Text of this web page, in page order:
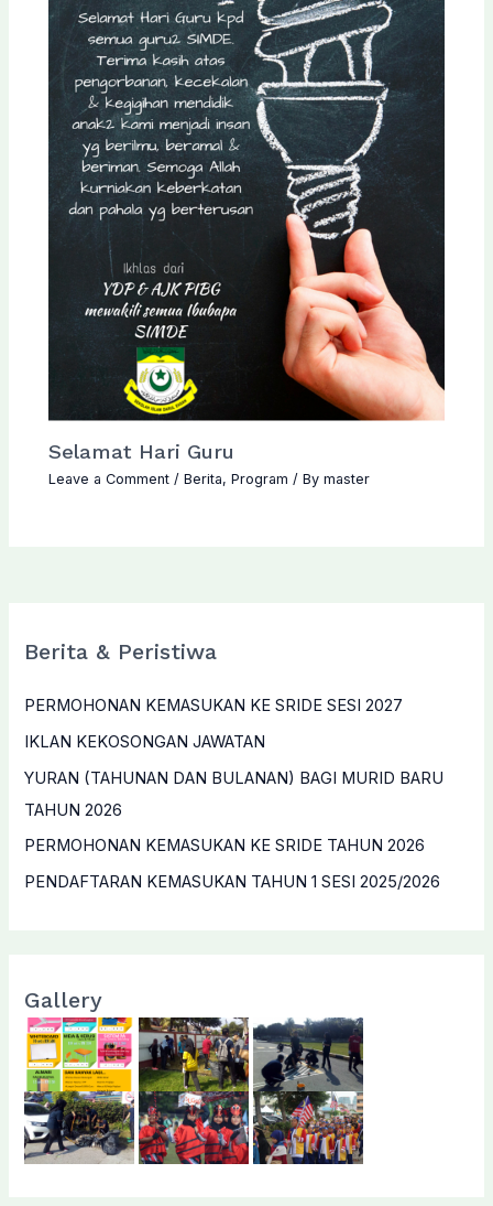
Selamat Hari Guru
Leave a Comment /Berita,Program / Bymaster
Berita & Peristiwa
PERMOHONAN KEMASUKAN KE SRIDE SESI 2027
IKLAN KEKOSONGAN JAWATAN
YURAN (TAHUNAN DAN BULANAN) BAGI MURID BARU
TAHUN 2026
PERMOHONAN KEMASUKAN KE SRIDE TAHUN 2026
PENDAFTARAN KEMASUKAN TAHUN 1 SESI 2025/2026
Gallery